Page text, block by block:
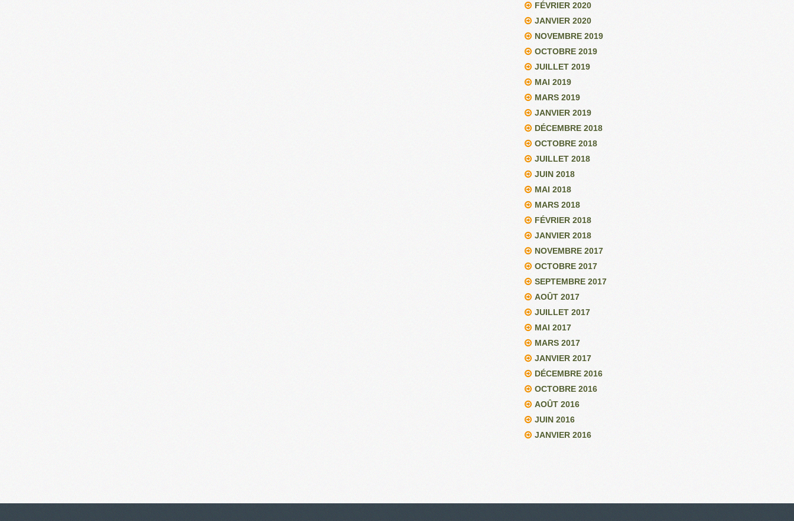
FÉVRIER 2020
JANVIER 2020
NOVEMBRE 2019
OCTOBRE 2019
JUILLET 2019
MAI 2019
MARS 2019
JANVIER 2019
DÉCEMBRE 2018
OCTOBRE 2018
JUILLET 2018
JUIN 2018
MAI 2018
MARS 2018
FÉVRIER 2018
JANVIER 2018
NOVEMBRE 2017
OCTOBRE 2017
SEPTEMBRE 2017
AOÛT 2017
JUILLET 2017
MAI 2017
MARS 2017
JANVIER 2017
DÉCEMBRE 2016
OCTOBRE 2016
AOÛT 2016
JUIN 2016
JANVIER 2016